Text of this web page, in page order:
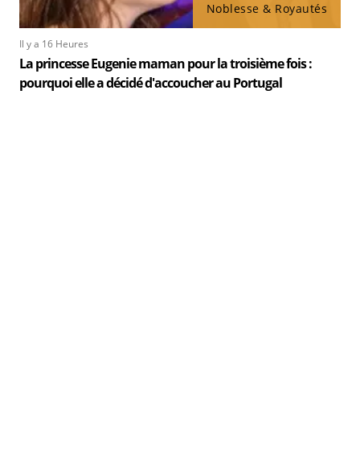
Noblesse & Royautés
Il y a 16 Heures
La princesse Eugenie maman pour la troisième fois :
pourquoi elle a décidé d'accoucher au Portugal